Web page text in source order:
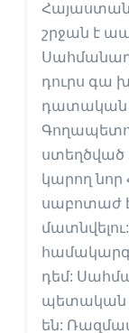
շրջան է
դուրս գա
դատական
կարող
սաբոտաժ է
դեմ:
պետական
են: